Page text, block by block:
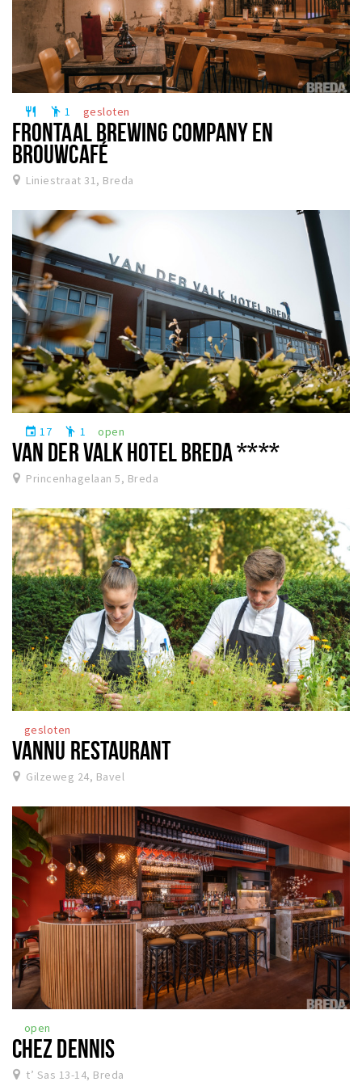
restaurant emoji_people 1 gesloten
FRONTAAL BREWING COMPANY EN
BROUWCAFÉ
Liniestraat 31, Breda
event 17 emoji_people 1 open
VAN DER VALK HOTEL BREDA ****
Princenhagelaan 5, Breda
gesloten
VANNU RESTAURANT
Gilzeweg 24, Bavel
open
CHEZ DENNIS
t’ Sas 13-14, Breda